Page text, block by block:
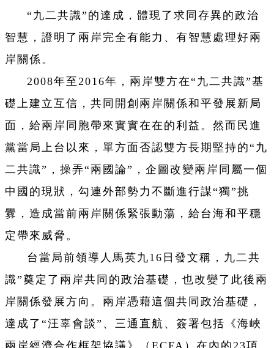
“九二共識”的達成，體現了求同存異的政治
智慧，證明了兩岸完全有能力、有智慧處理好兩
岸關係。
2008年至2016年，兩岸雙方在“九二共識”基
礎上建立互信，共同開創兩岸關係和平發展新局
面，給兩岸同胞帶來實實在在的利益。然而民進
黨當局上台以來，單方面否認雙方長期堅持的“九
二共識”，操弄“兩國論”，企圖改變兩岸同屬一個
中國的現狀，勾連外部勢力不斷進行謀“獨”挑
釁，造成當前兩岸關係緊張動蕩，給台海和平穩
定帶來威脅。
台當局前領導人馬英九16日發文稱，九二共
識”奠定了兩岸共同的政治基礎，也改變了此後兩
岸關係發展方向。兩岸憑藉這個共同政治基礎，
達成了“汪辜會談”、三通直航、簽署包括《海峽
兩岸經濟合作框架協議》（ECFA）在內的23項